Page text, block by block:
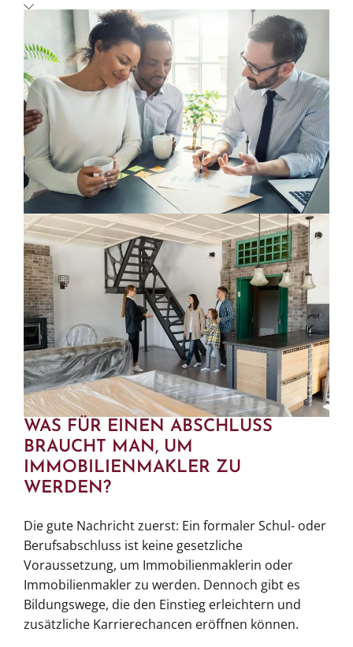
Interessenten.
Vertragsabwicklung:
Vorbereitung von Kauf-
oder Mietverträgen und Sicherstellung der
rechtlichen Voraussetzungen.
Das Spannende an diesem Beruf? Kein Arbeitstag
gleicht dem anderen, und der Kontakt mit
verschiedensten Menschen sorgt für Abwechslung
und Dynamik.
WAS FÜR EINEN ABSCHLUSS
BRAUCHT MAN, UM
IMMOBILIENMAKLER ZU
WERDEN?
Die gute Nachricht zuerst: Ein formaler Schul- oder
Berufsabschluss ist keine gesetzliche
Voraussetzung, um Immobilienmaklerin oder
Immobilienmakler zu werden. Dennoch gibt es
Bildungswege, die den Einstieg erleichtern und
zusätzliche Karrierechancen eröffnen können.